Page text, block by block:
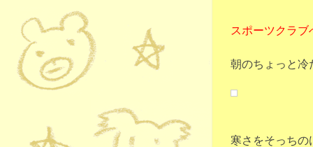
スポーツクラ
朝のちょっと冷
寒さをそっちの